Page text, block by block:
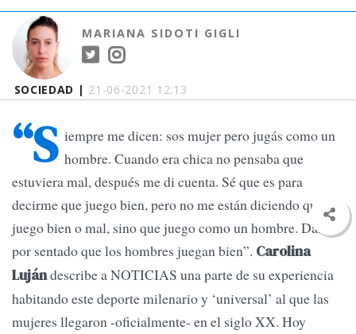
SOCIEDAD | 21-06-2021 12:13
MARIANA SIDOTI GIGLI
“S iempre me dicen: sos mujer pero jugás como un
hombre. Cuando era chica no pensaba que
estuviera mal, después me di cuenta. Sé que es para
decirme que juego bien, pero no me están diciendo que
juego bien o mal, sino que juego como un hombre. Dando
por sentado que los hombres juegan bien”. Carolina
Lujándescribe a NOTICIAS una parte de su experiencia
habitando este deporte milenario y ‘universal’ al que las
mujeres llegaron -oficialmente- en el siglo XX. Hoy